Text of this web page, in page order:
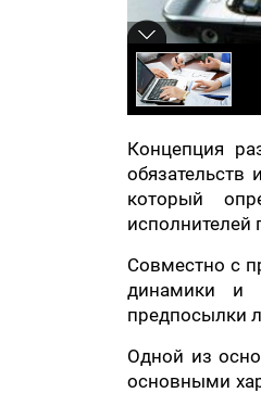
Концепция
обязательств
который
исполнителей
Совместно с
динамики и
предпосылки
Одной из
основными